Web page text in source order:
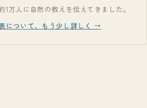
1万人に自然の教えを伝えてきました。
について、もう少し詳しく →